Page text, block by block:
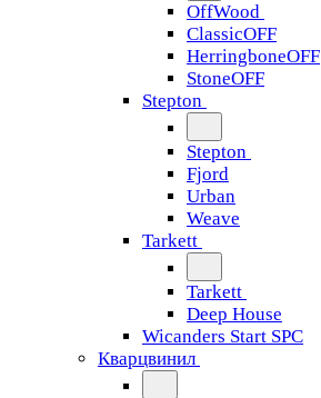
OffWood
ClassicOFF
HerringboneOFF
StoneOFF
Stepton
Stepton
Fjord
Urban
Weave
Tarkett
Tarkett
Deep House
Wicanders Start SPC
Кварцвинил